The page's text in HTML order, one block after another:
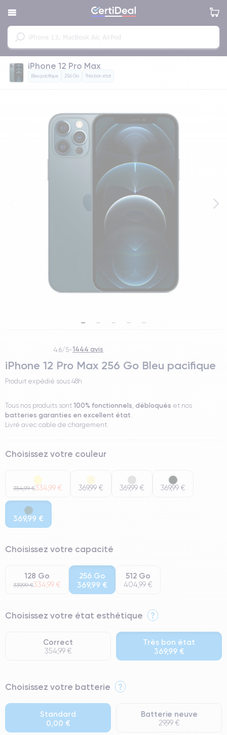
iPhone 12 Pro Max
Bleu pacifique 256 Go Très bon état
4.6/5-1444 avis
iPhone 12 Pro Max 256 Go Bleu pacifique
Produit expédié sous 48h
Tous nos produits sont 100% fonctionnels, débloqués et nos
batteries garanties en excellent état.
Livré avec cable de chargement.
Choisissez votre couleur
354,99 €334,99 € 369,99 € 369,99 € 369,99 €
369,99 €
Choisissez votre capacité
128 Go
339,99 €334,99 €
256 Go
369,99 €
512 Go
404,99 €
Choisissez votre état esthétique ?
Correct
354,99 €
Très bon état
369,99 €
⭐ Premium
● Batterie : usage intensif.
● Seuls 5% de nos téléphones ont un grade Premium.
Choisissez votre batterie ?
Standard
0,00 €
Batterie neuve
29,99 €